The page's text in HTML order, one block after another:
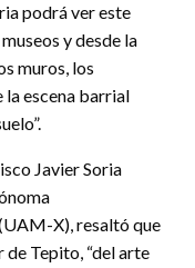
podrá ver este
y desde la
muros, los
la escena barrial
Javier Soria
X), resaltó que
Tepito, “del arte